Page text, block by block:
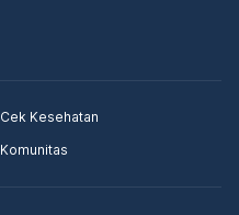
Cek Kesehatan
Komunitas